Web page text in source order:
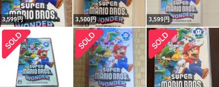
3,599円 3,500円 3,599円